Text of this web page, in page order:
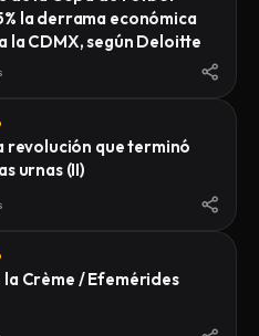
la derrama económica
la CDMX, según Deloitte
revolución que terminó
urnas (II)
la Crème / Efemérides